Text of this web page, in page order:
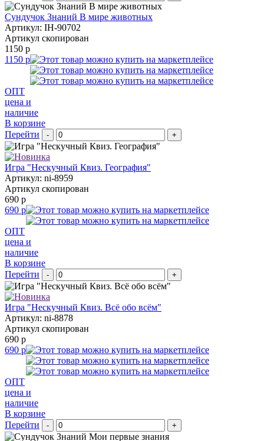
Сундучок Знаний В мире животных
Артикул: IH-90702
Артикул скопирован
1150 р
1150 р
ОПТ
цена и
наличие
В корзине
Перейти
- +
Игра "Нескучный Квиз. География"
Артикул: ni-8959
Артикул скопирован
690 р
690 р
ОПТ
цена и
наличие
В корзине
Перейти
- +
Игра "Нескучный Квиз. Всё обо всём"
Артикул: ni-8878
Артикул скопирован
690 р
690 р
ОПТ
цена и
наличие
В корзине
Перейти
- +